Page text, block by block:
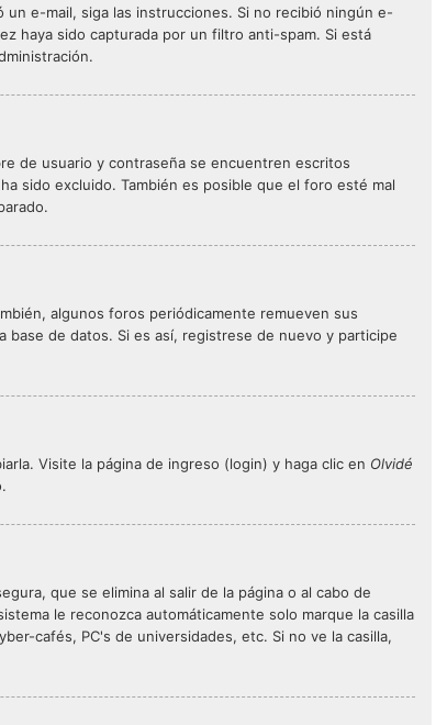
e-mail, siga las instrucciones. Si no recibió ningún e-
haya sido capturada por un filtro anti-spam. Si está
de usuario y contraseña se encuentren escritos
sido excluido. También es posible que el foro esté mal
algunos foros periódicamente remueven sus
de datos. Si es así, registrese de nuevo y participe
Visite la página de ingreso (login) y haga clic en Olvidé
que se elimina al salir de la página o al cabo de
le reconozca automáticamente solo marque la casilla
cafés, PC's de universidades, etc. Si no ve la casilla,